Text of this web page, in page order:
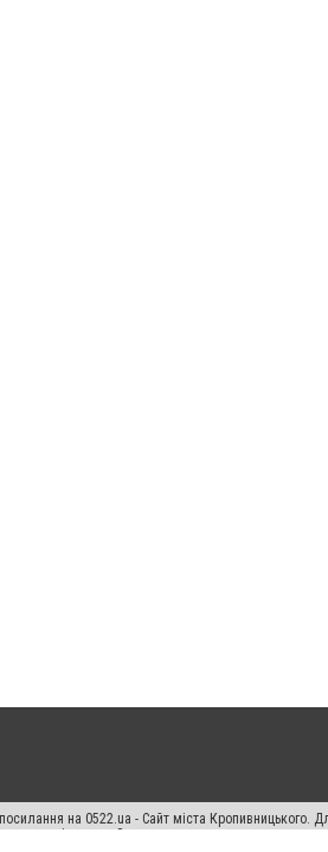
на 0522.ua - Сайт міста
переслідується Законом.